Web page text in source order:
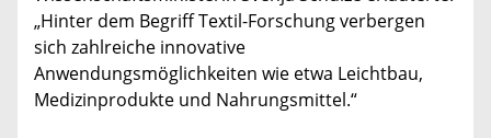
„Hinter dem Begriff Textil-Forschung verbergen
sich zahlreiche innovative
Anwendungsmöglichkeiten wie etwa Leichtbau,
Medizinprodukte und Nahrungsmittel.“